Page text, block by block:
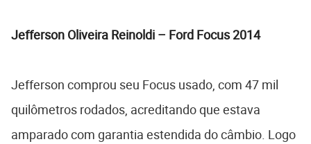
Jefferson Oliveira Reinoldi – Ford Focus 2014
Jefferson comprou seu Focus usado, com 47 mil
quilômetros rodados, acreditando que estava
amparado com garantia estendida do câmbio. Logo